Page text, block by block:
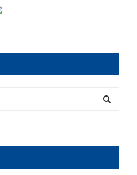
E
A